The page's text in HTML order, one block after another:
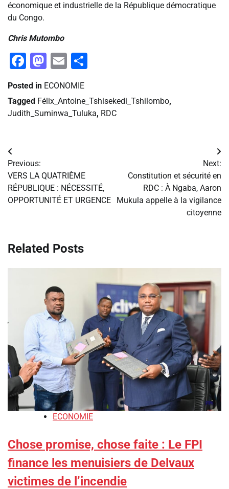
économique et industrielle de la République démocratique
du Congo.
Chris Mutombo
Facebook
Mastodon
Email
Posted in ECONOMIE
Tagged Félix_Antoine_Tshisekedi_Tshilombo,
Judith_Suminwa_Tuluka, RDC
Navigation
de
l’article
Previous:
VERS LA QUATRIÈME
RÉPUBLIQUE : NÉCESSITÉ,
OPPORTUNITÉ ET URGENCE
Next:
Constitution et sécurité en
RDC : À Ngaba, Aaron
Mukula appelle à la vigilance
citoyenne
Related Posts
ECONOMIE
Chose promise, chose faite : Le FPI
finance les menuisiers de Delvaux
victimes de l’incendie